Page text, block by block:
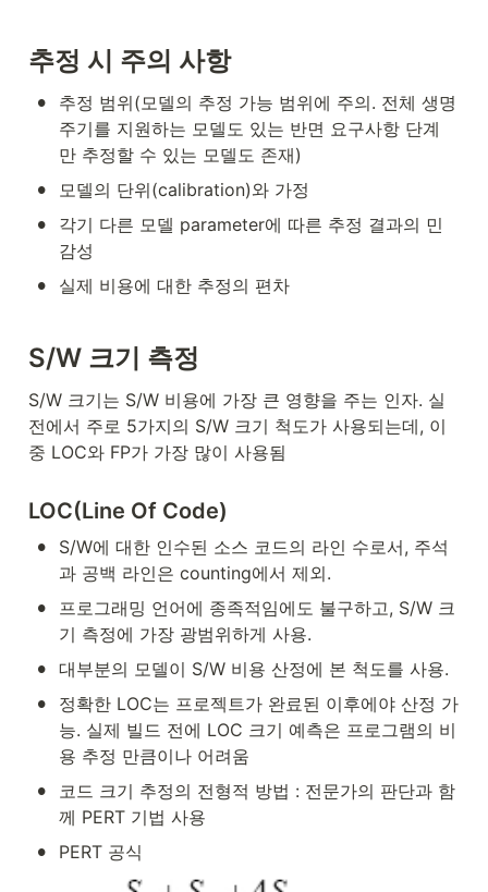
추정 시 주의 사항
•
추정 범위(모델의 추정 가능 범위에 주의. 전체 생명
주기를 지원하는 모델도 있는 반면 요구사항 단계
만 추정할 수 있는 모델도 존재)
• 모델의 단위(calibration)와 가정
•
각기 다른 모델 parameter에 따른 추정 결과의 민
감성
• 실제 비용에 대한 추정의 편차
S/W 크기 측정
S/W 크기는 S/W 비용에 가장 큰 영향을 주는 인자. 실
전에서 주로 5가지의 S/W 크기 척도가 사용되는데, 이
중 LOC와 FP가 가장 많이 사용됨
LOC(Line Of Code)
•
S/W에 대한 인수된 소스 코드의 라인 수로서, 주석
과 공백 라인은 counting에서 제외.
•
프로그래밍 언어에 종족적임에도 불구하고, S/W 크
기 측정에 가장 광범위하게 사용.
• 대부분의 모델이 S/W 비용 산정에 본 척도를 사용.
•
정확한 LOC는 프로젝트가 완료된 이후에야 산정 가
능. 실제 빌드 전에 LOC 크기 예측은 프로그램의 비
용 추정 만큼이나 어려움
•
코드 크기 추정의 전형적 방법 : 전문가의 판단과 함
께 PERT 기법 사용
• PERT 공식